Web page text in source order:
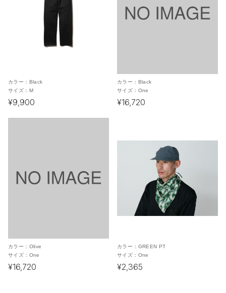
カラー： Black
サイズ： M
¥9,900
カラー： Black
サイズ： One
¥16,720
カラー： Olive
サイズ： One
¥16,720
カラー： GREEN PT
サイズ： One
¥2,365